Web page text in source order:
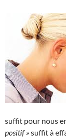
suffit pour nous
positif » suffit à